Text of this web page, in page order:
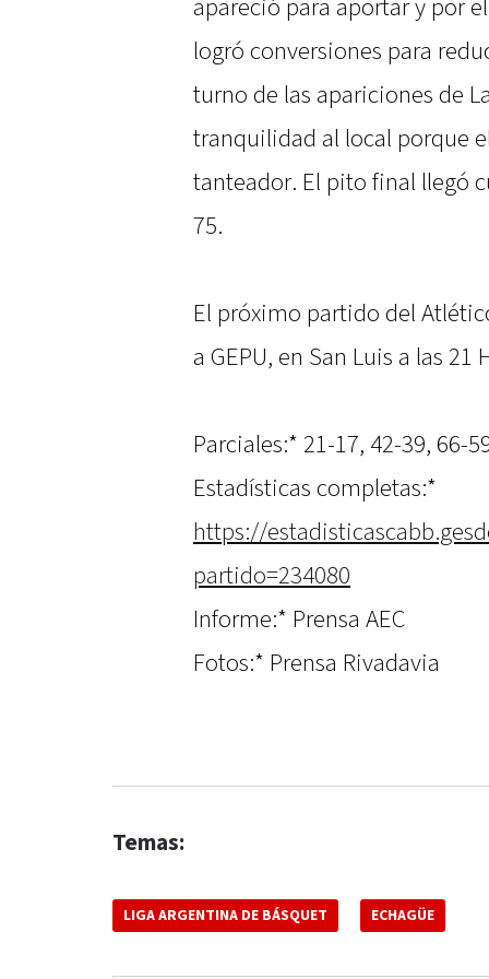
apareció para aportar y por
logró conversiones para
turno de las apariciones de
tranquilidad al local porque
tanteador. El pito final llegó
75.
El próximo partido del
a GEPU, en San Luis a las
Parciales:* 21-17, 42-39, 66-
Estadísticas completas:*
https://
partido=234080
Informe:* Prensa AEC
Fotos:* Prensa Rivadavia
Temas:
LIGA ARGENTINA DE BÁSQUET ECHAGÜE